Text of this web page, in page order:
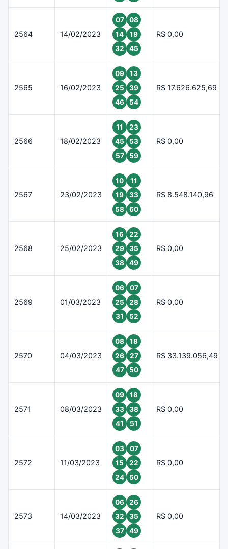
2564 14/02/2023
07
08
14
19
32
45
R$ 0,00
2565 16/02/2023
09
13
25
39
46
54
R$ 17.626.625,69
2566 18/02/2023
11
23
45
53
57
59
R$ 0,00
2567 23/02/2023
10
11
19
33
58
60
R$ 8.548.140,96
2568 25/02/2023
16
22
29
35
38
49
R$ 0,00
2569 01/03/2023
06
07
25
28
31
52
R$ 0,00
2570 04/03/2023
08
18
26
27
47
50
R$ 33.139.056,49
2571 08/03/2023
09
18
33
38
41
51
R$ 0,00
2572 11/03/2023
03
07
15
22
24
50
R$ 0,00
2573 14/03/2023
06
26
32
35
37
49
R$ 0,00